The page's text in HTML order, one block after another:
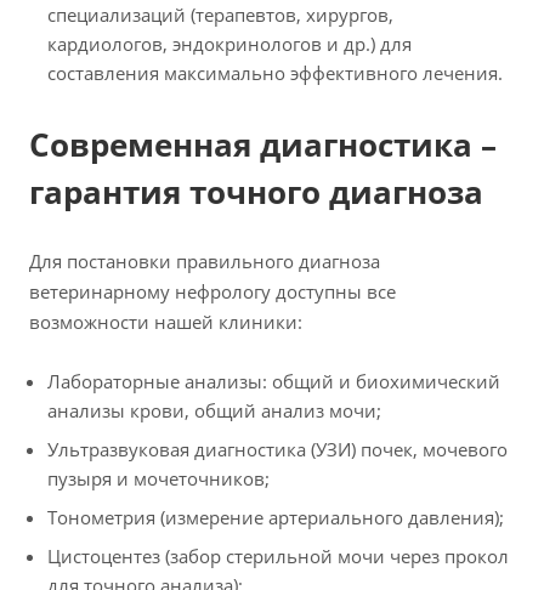
специализаций (терапевтов, хирургов,
кардиологов, эндокринологов и др.) для
составления максимально эффективного лечения.
Современная диагностика –
гарантия точного диагноза
Для постановки правильного диагноза
ветеринарному нефрологу доступны все
возможности нашей клиники:
Лабораторные анализы: общий и биохимический
анализы крови, общий анализ мочи;
Ультразвуковая диагностика (УЗИ) почек, мочевого
пузыря и мочеточников;
Тонометрия (измерение артериального давления);
Цистоцентез (забор стерильной мочи через прокол